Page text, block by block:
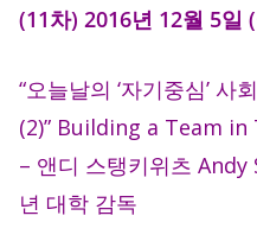
(11차) 2016년 12월 5일
“오늘날의 ‘자기중심’ 사
(2)” Building a Team in
– 앤디 스탱키위츠
년 대학 감독